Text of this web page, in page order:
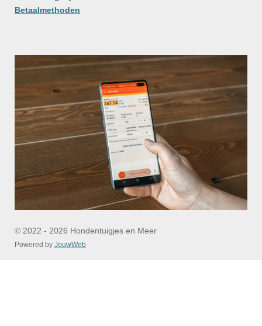
Betaalmethoden
© 2022 - 2026 Hondentuigjes en Meer
Powered by JouwWeb